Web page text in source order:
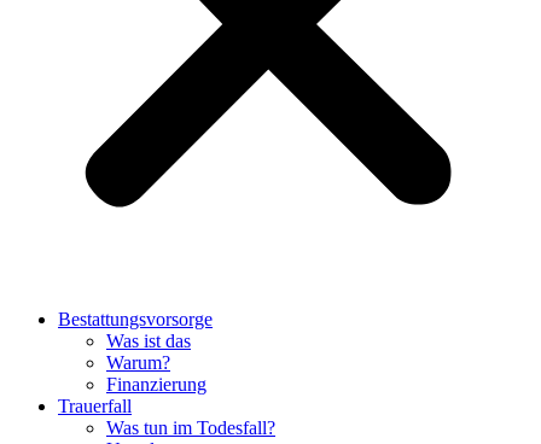
Bestattungsvorsorge
Was ist das
Warum?
Finanzierung
Trauerfall
Was tun im Todesfall?